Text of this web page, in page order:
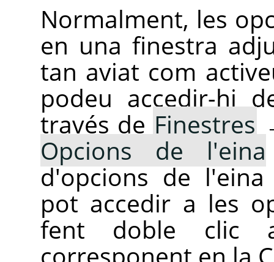
Normalment, les
en una finestra
tan aviat com
podeu accedir-hi
través de Finestres
Opcions de l'eina
d'opcions de l'eina
pot accedir a les
fent doble clic